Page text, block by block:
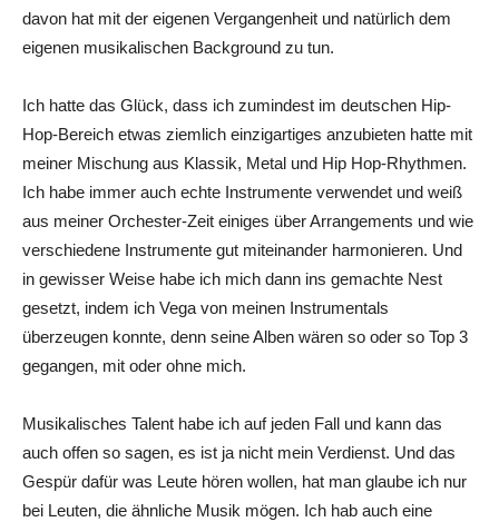
davon hat mit der eigenen Vergangenheit und natürlich dem
eigenen musikalischen Background zu tun.
Ich hatte das Glück, dass ich zumindest im deutschen Hip-
Hop-Bereich etwas ziemlich einzigartiges anzubieten hatte mit
meiner Mischung aus Klassik, Metal und Hip Hop-Rhythmen.
Ich habe immer auch echte Instrumente verwendet und weiß
aus meiner Orchester-Zeit einiges über Arrangements und wie
verschiedene Instrumente gut miteinander harmonieren. Und
in gewisser Weise habe ich mich dann ins gemachte Nest
gesetzt, indem ich Vega von meinen Instrumentals
überzeugen konnte, denn seine Alben wären so oder so Top 3
gegangen, mit oder ohne mich.
Musikalisches Talent habe ich auf jeden Fall und kann das
auch offen so sagen, es ist ja nicht mein Verdienst. Und das
Gespür dafür was Leute hören wollen, hat man glaube ich nur
bei Leuten, die ähnliche Musik mögen. Ich hab auch eine